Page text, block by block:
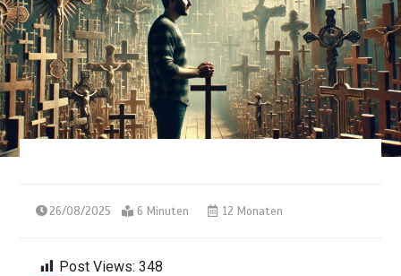
26/08/2025 6 Minuten 12 Monaten
Post Views: 348